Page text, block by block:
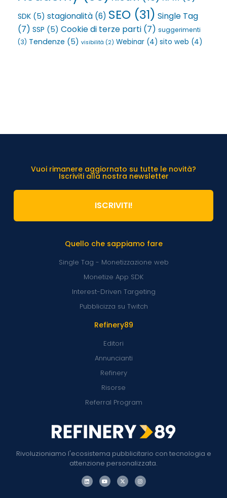
SDK (5) stagionalità (6) SEO (31) Single Tag
(7) SSP (5) Cookie di terze parti (7) suggerimenti
(3) Tendenze (5) visibilità (2) Webinar (4) sito web (4)
Rivoluzioniamo l'ecosistema pubblicitario con tecnologia e
attenzione personalizzata.
Refinery89
Editori
Annuncianti
Refinery
Risorse
Referral Program
Quello che sappiamo fare
Single Tag - Monetizzazione web
Monetize App SDK
Interest-Driven Targeting
Pubblicizza su Twitch
Vuoi rimanere aggiornato su tutte le novità?
Iscriviti alla nostra newsletter
ISCRIVITI!